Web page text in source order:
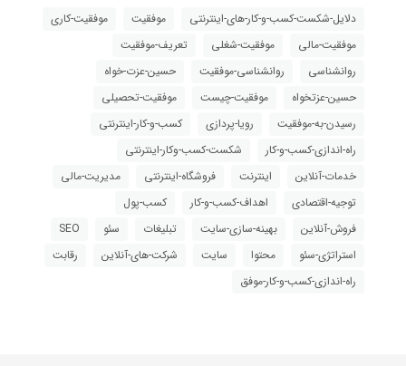
دلایل-شکست-کسب-و-کار-های-اینترنتی موفقیت
موفقیت-کاری
موفقیت-مالی
موفقیت-شغلی
تعریف-موفقیت
روانشناسی
روانشناسی-موفقیت
حسین-عزت-خواه
حسین-عزتخواه
موفقیت-چیست
موفقیت-تحصیلی
رسیدن-به-موفقیت
رویا-پردازی
کسب-و-کار-اینترنتی
راه-اندازی-کسب-و-کار
شکست-کسب-وکار-اینترنتی
خدمات-آنلاین
اینترنت فروشگاه-اینترنتی
مدیریت-مالی
توجیه-اقتصادی
اهداف-کسب-و-کار
کسب-پول
فروش-آنلاین
بهینه-سازی-سایت تبلیغات سئو
SEO
استراتژی-سئو
محتوا سایت شرکت-های-آنلاین
رقابت
راه-اندازی-کسب-و-کار-موفق